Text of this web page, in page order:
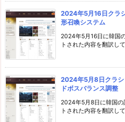
2024年5月16日クラ
形召喚システム
2024年5月16日に韓国
トされた内容を翻訳し
2024年5月8日クラシ
ドボスバランス調整
2024年5月8日に韓国の
トされた内容を翻訳し